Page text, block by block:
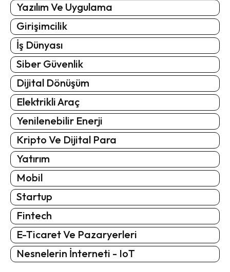
Yazılım Ve Uygulama
Girişimcilik
İş Dünyası
Siber Güvenlik
Dijital Dönüşüm
Elektrikli Araç
Yenilenebilir Enerji
Kripto Ve Dijital Para
Yatırım
Mobil
Startup
Fintech
E-Ticaret Ve Pazaryerleri
Nesnelerin İnterneti - IoT